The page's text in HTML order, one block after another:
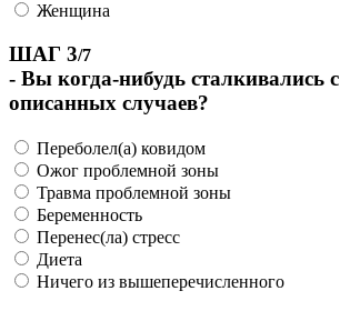
Женщина
ШАГ 3/7
- Вы когда-нибудь сталкивались
описанных случаев?
Переболел(а) ковидом
Ожог проблемной зоны
Травма проблемной зоны
Беременность
Перенес(ла) стресс
Диета
Ничего из вышеперечисленного